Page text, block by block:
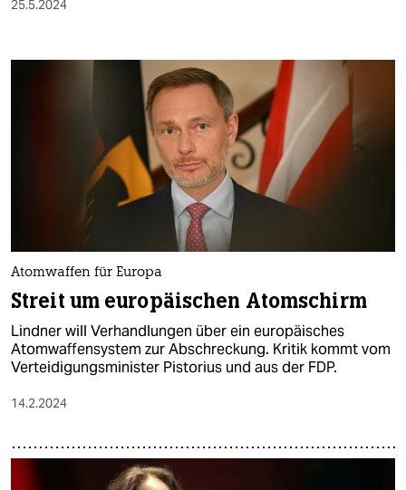
25.5.2024
Atomwaffen für Europa
Streit um europäischen Atomschirm
Lindner will Verhandlungen über ein europäisches
Atomwaffensystem zur Abschreckung. Kritik kommt vom
Verteidigungsminister Pistorius und aus der FDP.
14.2.2024